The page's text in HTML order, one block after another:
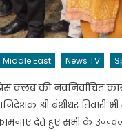
Middle East News TV
की नवनिर्वाचित
श्री बंशीधर तिवारी
देते हुए सभी के